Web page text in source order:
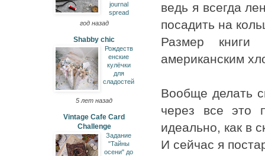
ведь я всегда
посадить на
Размер книги
американским
Вообще делать
через все это
идеально, как в
И сейчас я
journal
spread
год назад
Shabby chic
Рождеств
енские
кулёчки
для
сладостей
5 лет назад
Vintage Cafe Card
Challenge
Задание
"Тайны
осени" до